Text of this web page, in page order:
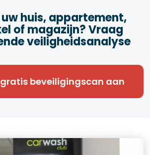
uw huis, appartement,
of magazijn? Vraag
veiligheidsanalyse
beveiligingscan aan